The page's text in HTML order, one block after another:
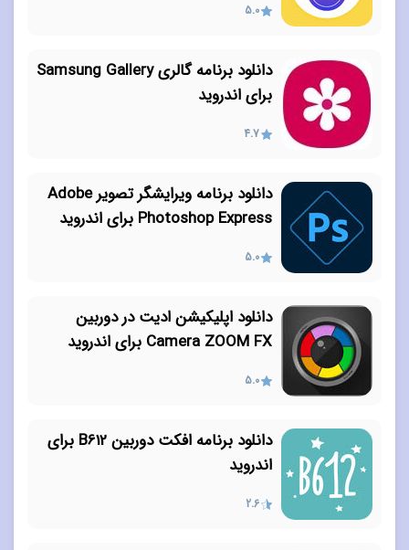
5.0
دانلود برنامه گالری Samsung Gallery
برای اندروید
4.7
دانلود برنامه ویرایشگر تصویر Adobe
Photoshop Express برای اندروید
5.0
دانلود اپلیکیشن ادیت در دوربین
Camera ZOOM FX برای اندروید
5.0
دانلود برنامه افکت دوربین B612 برای
اندروید
2.6